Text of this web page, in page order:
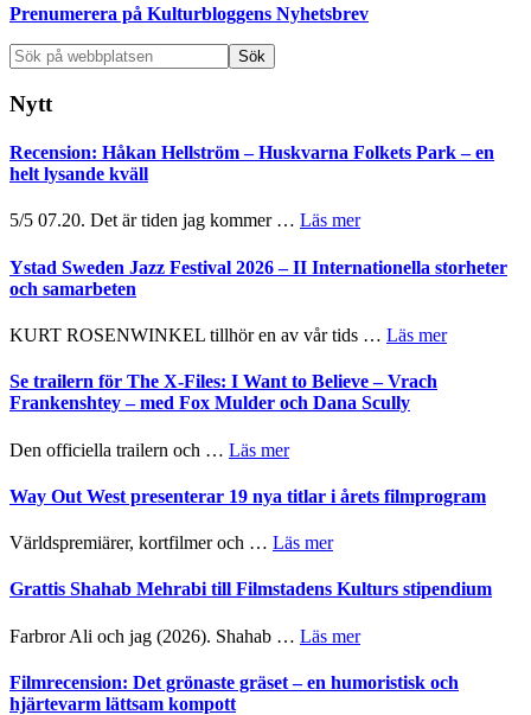
Prenumerera på Kulturbloggens Nyhetsbrev
Sök
på
webbplatsen
Nytt
Recension: Håkan Hellström – Huskvarna Folkets Park – en
helt lysande kväll
5/5 07.20. Det är tiden jag kommer … Läs merom
Håkan
Huskvarna
Folkets
–
en
Ystad Sweden Jazz Festival 2026 – II Internationella storheter
och samarbeten
KURT ROSENWINKEL tillhör en av vår tids … Läs merom
Se trailern för The X-Files: I Want to Believe – Vrach
Frankenshtey – med Fox Mulder och Dana Scully
Den officiella trailern och … Läs merom
trailern
The
X-
I
to
–
Way Out West presenterar 19 nya titlar i årets filmprogram
Världspremiärer, kortfilmer och … Läs merom
Out
19
titlar
Grattis Shahab Mehrabi till Filmstadens Kulturs stipendium
Farbror Ali och jag (2026). Shahab … Läs merom
Shahab
Filmrecension: Det grönaste gräset – en humoristisk och
hjärtevarm lättsam kompott